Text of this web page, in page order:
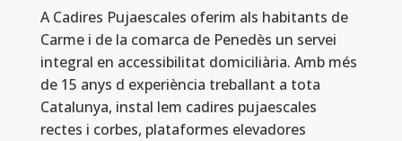
A Cadires Pujaescales oferim als habitants de
Carme i de la comarca de Penedès un servei
integral en accessibilitat domiciliària. Amb més
de 15 anys d experiència treballant a tota
Catalunya, instal lem cadires pujaescales
rectes i corbes, plataformes elevadores